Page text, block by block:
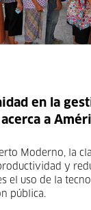
en la
a
Moderno, la
y
el uso de la
pública.